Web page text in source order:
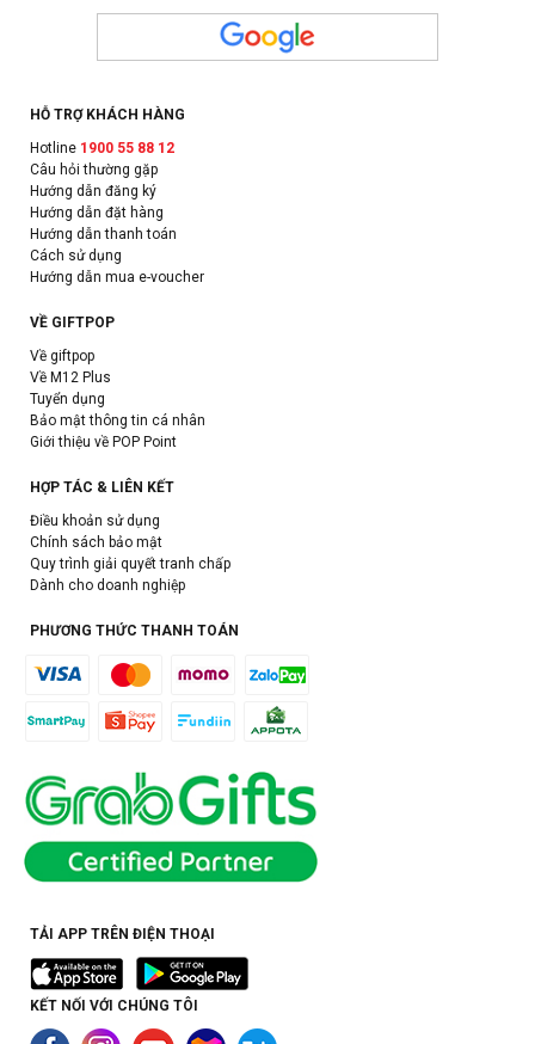
HỖ TRỢ KHÁCH HÀNG
Hotline 1900 55 88 12
Câu hỏi thường gặp
Hướng dẫn đăng ký
Hướng dẫn đặt hàng
Hướng dẫn thanh toán
Cách sử dụng
Hướng dẫn mua e-voucher
VỀ GIFTPOP
Về giftpop
Về M12 Plus
Tuyển dụng
Bảo mật thông tin cá nhân
Giới thiệu về POP Point
HỢP TÁC & LIÊN KẾT
Điều khoản sử dụng
Chính sách bảo mật
Quy trình giải quyết tranh chấp
Dành cho doanh nghiệp
PHƯƠNG THỨC THANH TOÁN
TẢI APP TRÊN ĐIỆN THOẠI
KẾT NỐI VỚI CHÚNG TÔI